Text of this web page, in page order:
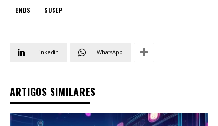
BNDS SUSEP
Linkedin WhatsApp
ARTIGOS SIMILARES